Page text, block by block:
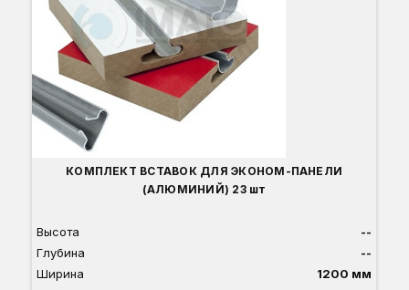
КОМПЛЕКТ ВСТАВОК ДЛЯ ЭКОНОМ-ПАНЕЛИ
(АЛЮМИНИЙ) 23 шт
Высота
--
Глубина
--
Ширина
1200 мм